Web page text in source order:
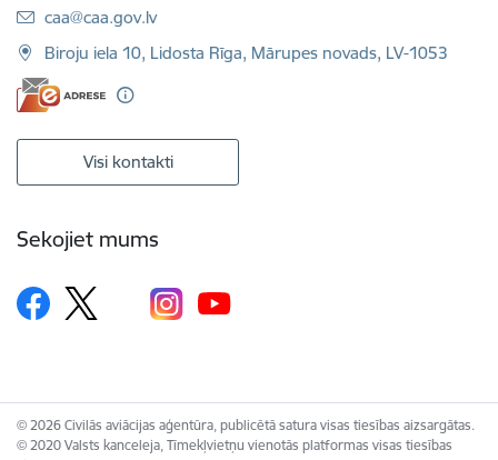
E-pasts:
caa@caa.gov.lv
Biroju iela 10, Lidosta Rīga, Mārupes novads, LV-1053
Visi kontakti
Sekojiet mums
© 2026 Civilās aviācijas aģentūra, publicētā satura visas tiesības aizsargātas.
© 2020 Valsts kanceleja, Tīmekļvietņu vienotās platformas visas tiesības